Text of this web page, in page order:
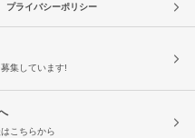
プライバシーポリシー
集しています!
こちらから